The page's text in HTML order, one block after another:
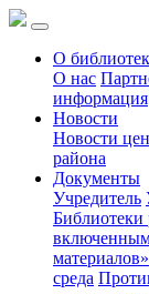
О
О нас
информация
Новости
Новости
района
Документы
Учредитель
Библиотеки
материалов»
среда